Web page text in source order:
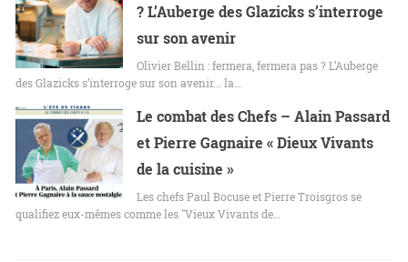
? L’Auberge des Glazicks s’interroge
sur son avenir
Olivier Bellin : fermera, fermera pas ? L’Auberge
des Glazicks s’interroge sur son avenir... la…
Le combat des Chefs – Alain Passard
et Pierre Gagnaire « Dieux Vivants
de la cuisine »
Les chefs Paul Bocuse et Pierre Troisgros se
qualifiez eux-mêmes comme les "Vieux Vivants de…